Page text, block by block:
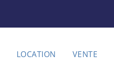
LOCATION VENTE